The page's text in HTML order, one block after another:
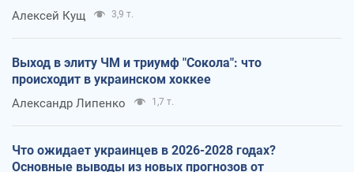
Алексей Кущ 3,9 т.
Выход в элиту ЧМ и триумф "Сокола": что
происходит в украинском хоккее
Александр Липенко 1,7 т.
Что ожидает украинцев в 2026-2028 годах?
Основные выводы из новых прогнозов от